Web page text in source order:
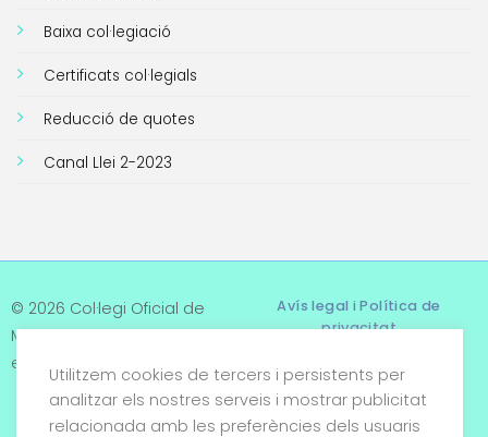
Baixa col·legiació
Certificats col·legials
Reducció de quotes
Canal Llei 2-2023
© 2026 Col·legi Oficial de
Metges de Tarragona. Tots
els drets reservats
Avís legal i Política de
privacitat
Termes i condicions
Política de cookies
Utilitzem cookies de tercers i persistents per
analitzar els nostres serveis i mostrar publicitat
relacionada amb les preferències dels usuaris